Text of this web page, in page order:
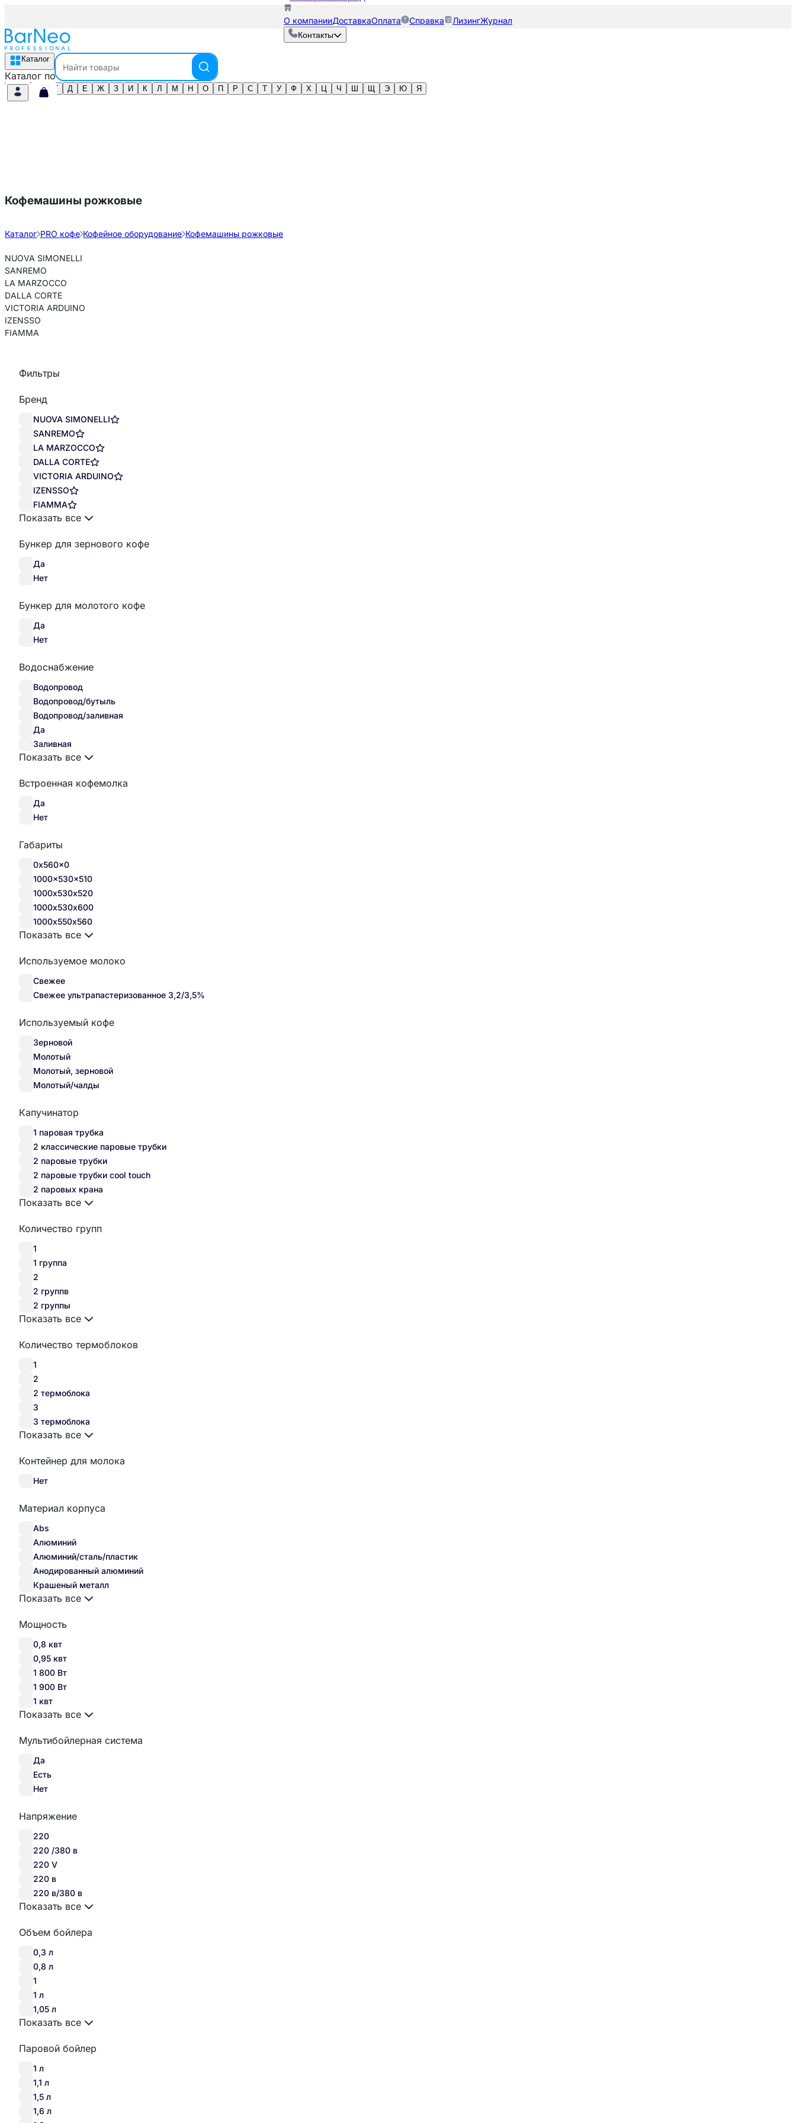
О компанииДоставкаОплата Справка ЛизингЖурнал
Контакты
Каталог
Каталог по алфавиту
Б В Г Д Е Ж З И К Л М Н О П Р С Т У Ф Х Ц Ч Ш Щ Э Ю Я
Кофемашины рожковые
Каталог PRO кофе Кофейное оборудование Кофемашины рожковые
NUOVA SIMONELLI
SANREMO
LA MARZOCCO
DALLA CORTE
VICTORIA ARDUINO
IZENSSO
FIAMMA
Фильтры
Бренд
NUOVA SIMONELLI
SANREMO
LA MARZOCCO
DALLA CORTE
VICTORIA ARDUINO
IZENSSO
FIAMMA
Показать все
Бункер для зернового кофе
Да
Нет
Бункер для молотого кофе
Да
Нет
Водоснабжение
Водопровод
Водопровод/бутыль
Водопровод/заливная
Да
Заливная
Показать все
Встроенная кофемолка
Да
Нет
Габариты
0x560x0
1000x530x510
1000х530х520
1000х530х600
1000х550х560
Показать все
Используемое молоко
Свежее
Свежее ультрапастеризованное 3,2/3,5%
Используемый кофе
Зерновой
Молотый
Молотый, зерновой
Молотый/чалды
Капучинатор
1 паровая трубка
2 классические паровые трубки
2 паровые трубки
2 паровые трубки cool touch
2 паровых крана
Показать все
Количество групп
1
1 группа
2
2 группв
2 группы
Показать все
Количество термоблоков
1
2
2 термоблока
3
3 термоблока
Показать все
Контейнер для молока
Нет
Материал корпуса
Abs
Алюминий
Алюминий/сталь/пластик
Анодированный алюминий
Крашеный металл
Показать все
Мощность
0,8 квт
0,95 квт
1 800 Вт
1 900 Вт
1 квт
Показать все
Мультибойлерная система
Да
Есть
Нет
Напряжение
220
220 /380 в
220 V
220 в
220 в/380 в
Показать все
Объем бойлера
0,3 л
0,8 л
1
1 л
1,05 л
Показать все
Паровой бойлер
1 л
1,1 л
1,5 л
1,6 л